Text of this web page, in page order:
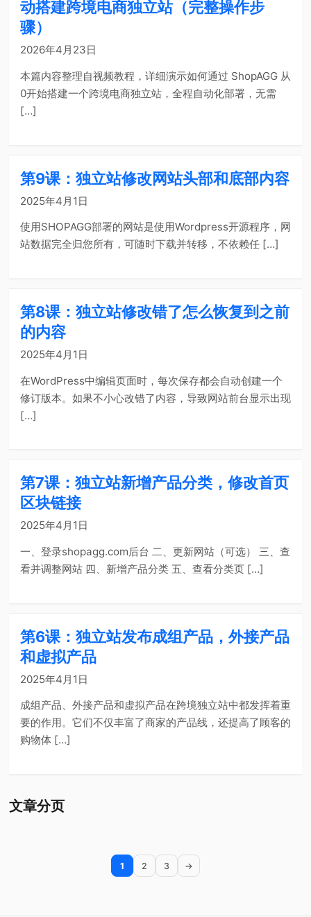
动搭建跨境电商独立站（完整操作步
骤）
2026年4月23日
本篇内容整理自视频教程，详细演示如何通过 ShopAGG 从
0开始搭建一个跨境电商独立站，全程自动化部署，无需
[…]
第9课：独立站修改网站头部和底部内容
2025年4月1日
使用SHOPAGG部署的网站是使用Wordpress开源程序，网
站数据完全归您所有，可随时下载并转移，不依赖任 […]
第8课：独立站修改错了怎么恢复到之前
的内容
2025年4月1日
在WordPress中编辑页面时，每次保存都会自动创建一个
修订版本。如果不小心改错了内容，导致网站前台显示出现
[…]
第7课：独立站新增产品分类，修改首页
区块链接
2025年4月1日
一、登录shopagg.com后台 二、更新网站（可选） 三、查
看并调整网站 四、新增产品分类 五、查看分类页 […]
第6课：独立站发布成组产品，外接产品
和虚拟产品
2025年4月1日
成组产品、外接产品和虚拟产品在跨境独立站中都发挥着重
要的作用。它们不仅丰富了商家的产品线，还提高了顾客的
购物体 […]
文章分页
1 2 3 →